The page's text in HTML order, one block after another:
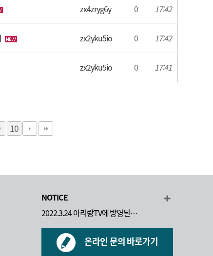
zx4zryg6y 0 17:42
zx2yku5io 0 17:42
zx2yku5io 0 17:41
10
NOTICE
2022.3.24 아리랑TV에 방영된…
온라인 문의 바로가기